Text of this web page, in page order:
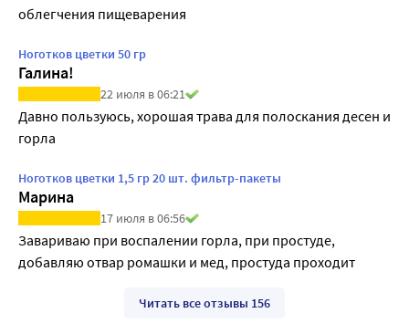
облегчения пищеварения
Ноготков цветки 50 гр
Галина!
22 июля в 06:21
Давно пользуюсь, хорошая трава для полоскания десен и
горла
Ноготков цветки 1,5 гр 20 шт. фильтр-пакеты
Марина
17 июля в 06:56
Завариваю при воспалении горла, при простуде,
добавляю отвар ромашки и мед, простуда проходит
Читать все отзывы 156